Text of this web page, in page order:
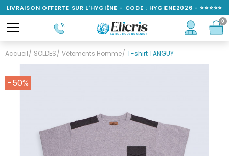
Accueil SOLDES Vêtements Homme T-shirt TANGUY
-50%
LIVRAISON OFFERTE SUR L'HYGIÈNE - CODE : HYGIENE2026 - ⭐⭐⭐⭐⭐
NOTÉ 4,6/5
0